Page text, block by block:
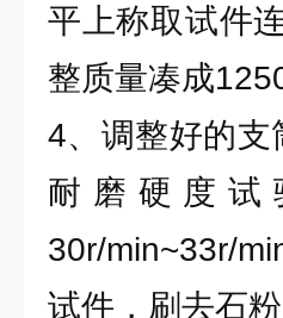
平上称取试件
整质量凑成
4、调整好的支
耐磨硬度试
30r/min~33r/
试件，刷去石